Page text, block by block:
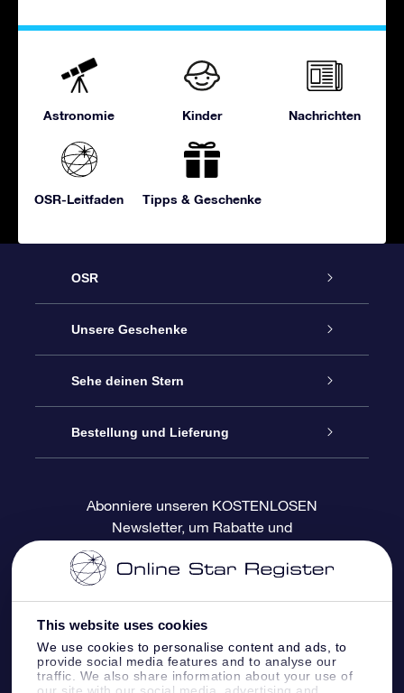
This website uses cookies
We use cookies to personalise content and ads, to
provide social media features and to analyse our
traffic. We also share information about your use of
our site with our social media, advertising and
Astronomie Kinder Nachrichten
OSR-Leitfaden Tipps & Geschenke
OSR
Service
Kontakt
Blog
Bewertungen
Unsere Geschenke
Sterne schenken
OSR-Geschenkpaket
OSR-Geschenkgutschein
Firmengeschenke
Sehe deinen Stern
Sternregister
Personalisierte Sternseite
One Million Stars
OSR-Starsaver
VR-App „Fliege mich zu den Sternen“
Bestellung und Lieferung
Zahlungsinformationen
Versandinformationen
Rückgaberecht
Sternbilder
Abonniere unseren KOSTENLOSEN
Newsletter, um Rabatte und